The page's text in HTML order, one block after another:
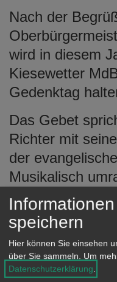
Nach der
wird in diesem
Kiesewetter
Gedenktag
Das Gebet
Richter mit
der
Musikalisch
Gedenkfeier
unter der
Weitere
speichern
Hier können Sie einsehen
über Sie sammeln. Um
Datenschutzerklärung.